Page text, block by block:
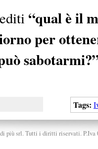
“qual è il
per
Tags:
più srl. Tutti i diritti riservati. P.Iva